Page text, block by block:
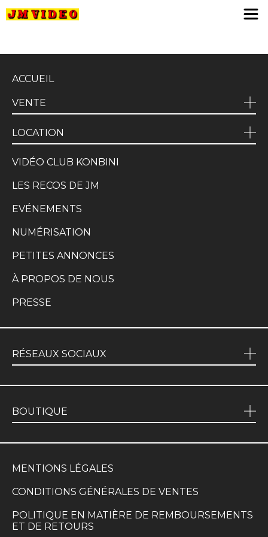
ACCUEIL
VENTE
LOCATION
VIDÉO CLUB KONBINI
LES RECOS DE JM
EVÉNEMENTS
NUMÉRISATION
PETITES ANNONCES
À PROPOS DE NOUS
PRESSE
RÉSEAUX SOCIAUX
BOUTIQUE
MENTIONS LÉGALES
CONDITIONS GÉNÉRALES DE VENTES
POLITIQUE EN MATIÈRE DE REMBOURSEMENTS
ET DE RETOURS